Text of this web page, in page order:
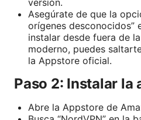
versión.
Asegúrate de que la
orígenes desconocidos”
instalar desde fuera de
moderno, puedes
la Appstore oficial.
Paso 2: Instalar la
Abre la Appstore de